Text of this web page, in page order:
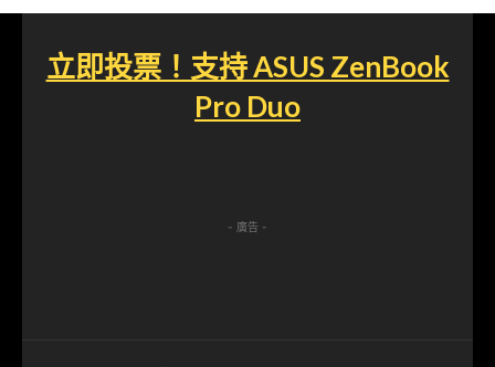
立即投票！支持 ASUS ZenBook
Pro Duo
- 廣告 -